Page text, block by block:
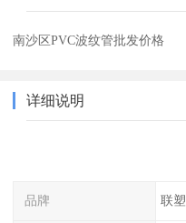
南沙区PVC波纹管批发价格
详细说明
品牌 联塑